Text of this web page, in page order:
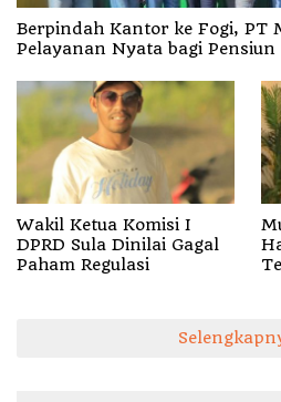
Berpindah Kantor ke Fogi, PT MDP Siap
Pelayanan Nyata bagi Pensiun
Wakil Ketua Komisi I
DPRD Sula Dinilai Gagal
Paham Regulasi